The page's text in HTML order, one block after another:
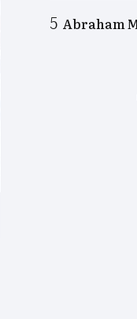
Abraham